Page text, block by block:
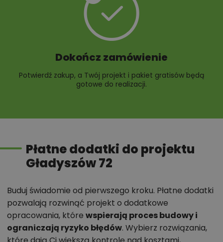
Dokończ zamówienie
Potwierdź zakup, a Twój projekt i pakiet gratisów będą
gotowe do realizacji.
Płatne dodatki do projektu
Gładyszów 72
Buduj świadomie od pierwszego kroku. Płatne dodatki
pozwalają rozwinąć projekt o dodatkowe
opracowania, które wspierają proces budowy i
ograniczają ryzyko błędów. Wybierz rozwiązania,